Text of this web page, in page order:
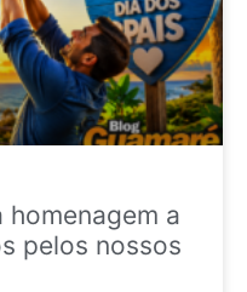
homenagem a
pelos nossos